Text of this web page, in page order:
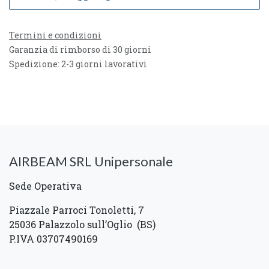
Termini e condizioni
Garanzia di rimborso di 30 giorni
Spedizione: 2-3 giorni lavorativi
AIRBEAM SRL Unipersonale
Sede Operativa
Piazzale Parroci Tonoletti, 7
25036 Palazzolo sull’Oglio (BS)
P.IVA 03707490169